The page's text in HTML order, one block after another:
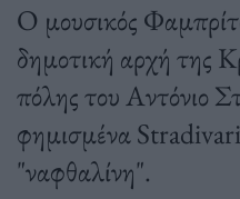
Ο μουσικός
δημοτική αρχή της
πόλης του Αντόνιο
φημισμένα
"ναφθαλίνη".